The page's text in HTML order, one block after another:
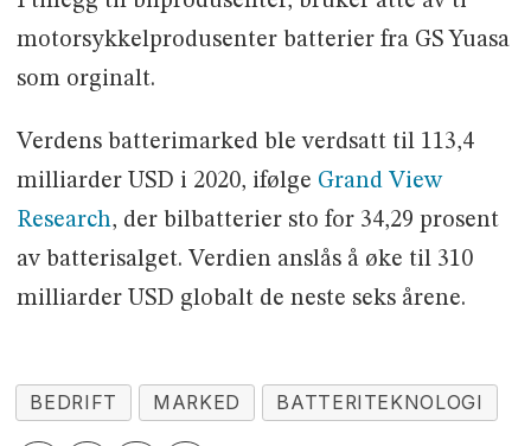
motorsykkelprodusenter batterier fra GS Yuasa
som orginalt.
Verdens batterimarked ble verdsatt til 113,4
milliarder USD i 2020, ifølge Grand View
Research, der bilbatterier sto for 34,29 prosent
av batterisalget. Verdien anslås å øke til 310
milliarder USD globalt de neste seks årene.
BEDRIFT MARKED BATTERITEKNOLOGI